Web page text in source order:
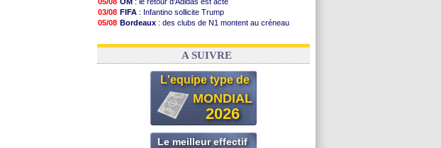
03/08 FIFA : Infantino sollicite Trump
05/08 Bordeaux : des clubs de N1 montent au créneau
03/08 Real: le démenti de Leipzig pour Diomandé
A SUIVRE
L'equipe type de
MONDIAL
2026
Le meilleur effectif